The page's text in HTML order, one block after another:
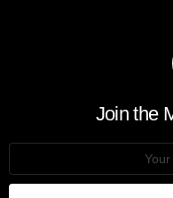
Join the